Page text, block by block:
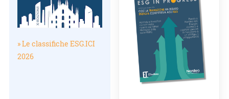
» Le classifiche ESG.ICI
2026